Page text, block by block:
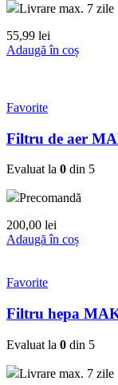
Livrare max. 7 zile
55,99 lei
Adaugă în coș
Favorite
Filtru de aer
Evaluat la 0 din 5
Precomandă
200,00 lei
Adaugă în coș
Favorite
Filtru hepa
Evaluat la 0 din 5
Livrare max. 7 zile